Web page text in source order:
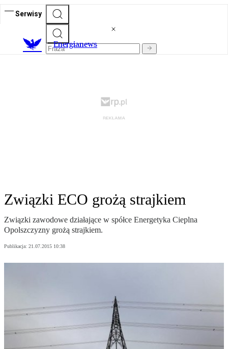
Serwisy
Energianews
Związki ECO grożą strajkiem
Związki zawodowe działające w spółce Energetyka Cieplna
Opolszczyzny grożą strajkiem.
Publikacja: 21.07.2015 10:38